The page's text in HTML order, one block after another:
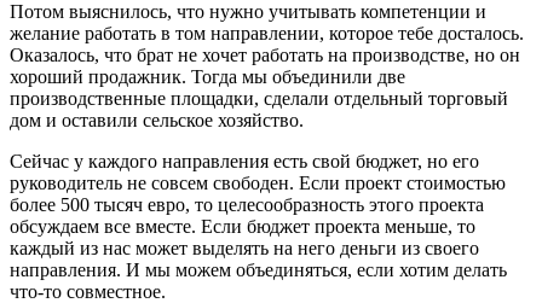
Потом выяснилось, что нужно учитывать компетенции и
желание работать в том направлении, которое тебе досталось.
Оказалось, что брат не хочет работать на производстве, но он
хороший продажник. Тогда мы объединили две
производственные площадки, сделали отдельный торговый
дом и оставили сельское хозяйство.
Сейчас у каждого направления есть свой бюджет, но его
руководитель не совсем свободен. Если проект стоимостью
более 500 тысяч евро, то целесообразность этого проекта
обсуждаем все вместе. Если бюджет проекта меньше, то
каждый из нас может выделять на него деньги из своего
направления. И мы можем объединяться, если хотим делать
что-то совместное.